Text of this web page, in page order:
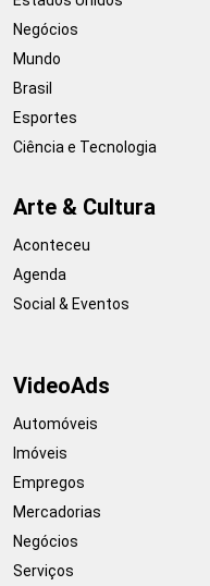
Negócios
Mundo
Brasil
Esportes
Ciência e Tecnologia
Arte & Cultura
Aconteceu
Agenda
Social & Eventos
VideoAds
Automóveis
Imóveis
Empregos
Mercadorias
Negócios
Serviços